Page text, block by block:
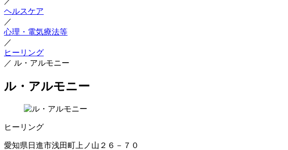
ヘルスケア
／
心理・電気療法等
／
ヒーリング
／ ル・アルモニー
ル・アルモニー
ヒーリング
愛知県日進市浅田町上ノ山２６－７０